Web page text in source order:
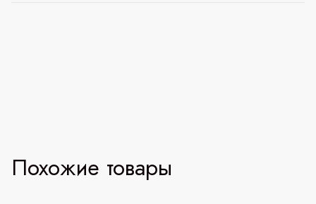
Похожие товары